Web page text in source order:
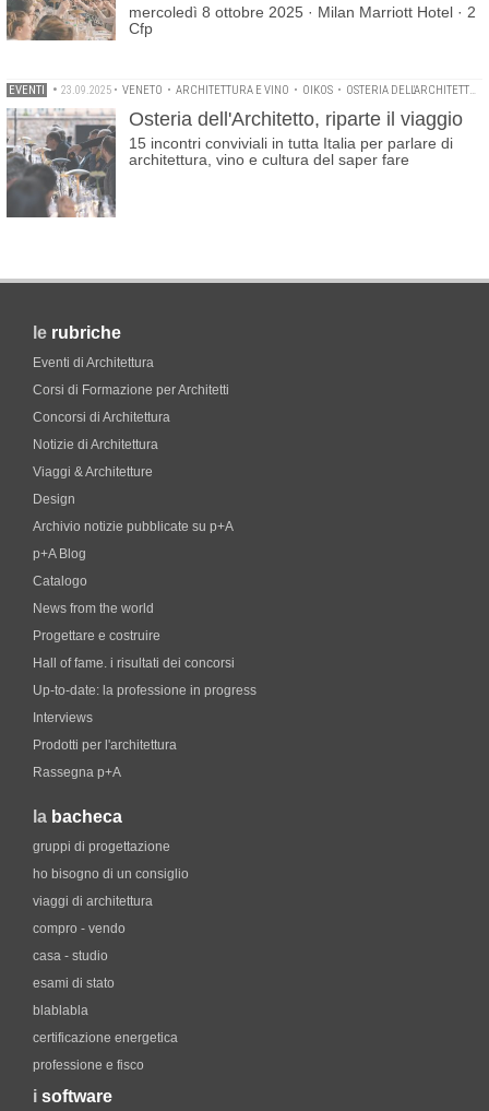
mercoledì 8 ottobre 2025 · Milan Marriott Hotel · 2
Cfp
EVENTI • 23.09.2025 • VENETO • ARCHITETTURA E VINO • OIKOS • OSTERIA DELL'ARCHITETTO
Osteria dell'Architetto, riparte il viaggio
15 incontri conviviali in tutta Italia per parlare di
architettura, vino e cultura del saper fare
le rubriche
Eventi di Architettura
Corsi di Formazione per Architetti
Concorsi di Architettura
Notizie di Architettura
Viaggi & Architetture
Design
Archivio notizie pubblicate su p+A
p+A Blog
Catalogo
News from the world
Progettare e costruire
Hall of fame. i risultati dei concorsi
Up-to-date: la professione in progress
Interviews
Prodotti per l'architettura
Rassegna p+A
la bacheca
gruppi di progettazione
ho bisogno di un consiglio
viaggi di architettura
compro - vendo
casa - studio
esami di stato
blablabla
certificazione energetica
professione e fisco
i software